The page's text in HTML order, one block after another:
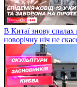
В Китаї знову
новорічну ніч не